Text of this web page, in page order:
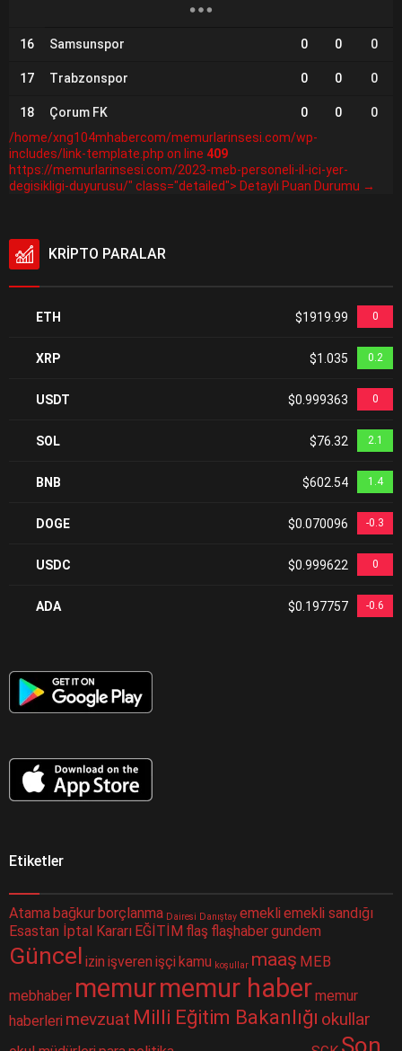
16 Samsunspor 0 0 0
17 Trabzonspor 0 0 0
18 Çorum FK 0 0
0
/home/xng104mhabercom/memurlarinsesi.com/wp-
includes/link-template.php on line 409
https://memurlarinsesi.com/2023-meb-personeli-il-ici-yer-
degisikligi-duyurusu/" class="detailed"> Detaylı Puan Durumu →
KRİPTO PARALAR
ETH $1919.99 0
XRP $1.035 0.2
USDT $0.999363 0
SOL $76.32 2.1
BNB $602.54 1.4
DOGE $0.070096 -0.3
USDC $0.999622 0
ADA $0.197757 -0.6
Etiketler
Atamabağkurborçlanma Dairesi Danıştay emekliemekli sandığı
Esastan İptal Kararı EĞİTİM flaş flaşhabergundem
Güncel izin işveren işçikamu koşullar maaş MEB
mebhaber memurmemur habermemur
haberleri mevzuat Milli Eğitim Bakanlığı okullar